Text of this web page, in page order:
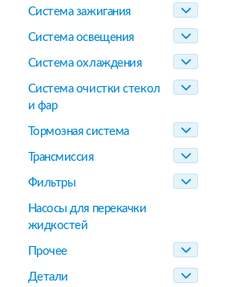
Система зажигания
Система освещения
Система охлаждения
Система очистки стекол
и фар
Тормозная система
Трансмиссия
Фильтры
Насосы для перекачки
жидкостей
Прочее
Детали